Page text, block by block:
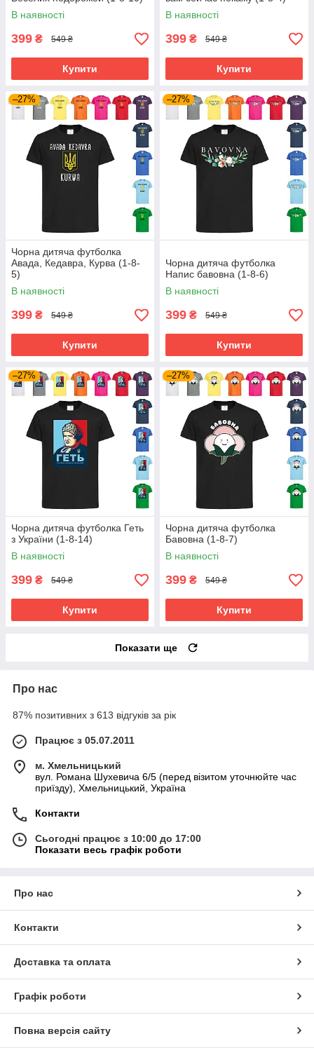
В наявності
399 ₴ 549 ₴
Купити
В наявності
399 ₴ 549 ₴
Купити
–27%
Чорна дитяча футболка
Авада, Кедавра, Курва (1-8-
5)
В наявності
399 ₴ 549 ₴
Купити
–27%
Чорна дитяча футболка
Напис бавовна (1-8-6)
В наявності
399 ₴ 549 ₴
Купити
–27%
Чорна дитяча футболка Геть
з України (1-8-14)
В наявності
399 ₴ 549 ₴
Купити
–27%
Чорна дитяча футболка
Бавовна (1-8-7)
В наявності
399 ₴ 549 ₴
Купити
Показати ще
Про нас
87% позитивних з 613 відгуків за рік
Працює з 05.07.2011
м. Хмельницький
вул. Романа Шухевича 6/5 (перед візитом уточнюйте час
приїзду), Хмельницький, Україна
Контакти
Сьогодні працює з 10:00 до 17:00
Показати весь графік роботи
Про нас
Контакти
Доставка та оплата
Графік роботи
Повна версія сайту